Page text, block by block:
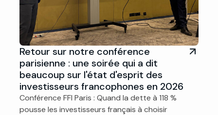
Retour sur notre conférence
parisienne : une soirée qui a dit
beaucoup sur l'état d'esprit des
investisseurs francophones en 2026
Conférence FFI Paris : Quand la dette à 118 %
pousse les investisseurs français à choisir